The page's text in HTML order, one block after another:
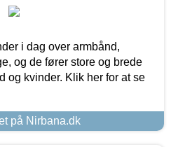
i dag over armbånd,
og de fører store og brede
og kvinder. Klik her for at se
på Nirbana.dk